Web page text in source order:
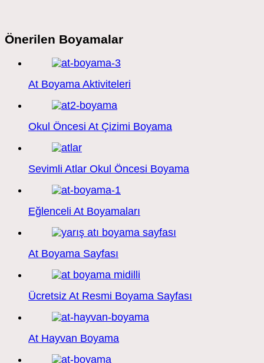
Önerilen Boyamalar
At Boyama Aktiviteleri
Okul Öncesi At Çizimi Boyama
Sevimli Atlar Okul Öncesi Boyama
Eğlenceli At Boyamaları
At Boyama Sayfası
Ücretsiz At Resmi Boyama Sayfası
At Hayvan Boyama